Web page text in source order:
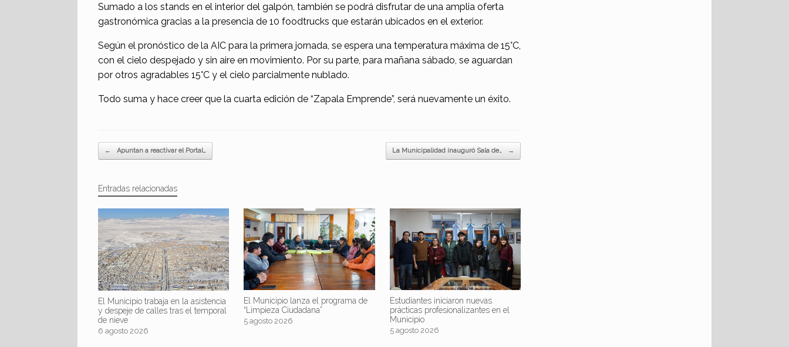
Sumado a los stands en el interior del galpón, también se podrá disfrutar de una amplia oferta
gastronómica gracias a la presencia de 10 foodtrucks que estarán ubicados en el exterior.
Según el pronóstico de la AIC para la primera jornada, se espera una temperatura máxima de 15°C,
con el cielo despejado y sin aire en movimiento. Por su parte, para mañana sábado, se aguardan
por otros agradables 15°C y el cielo parcialmente nublado.
Todo suma y hace creer que la cuarta edición de “Zapala Emprende”, será nuevamente un éxito.
Navegador de artículos
← Apuntan a reactivar el Portal… La Municipalidad inauguró Sala de… →
Entradas relacionadas
El Municipio trabaja en la asistencia
y despeje de calles tras el temporal
de nieve
6 agosto 2026
El Municipio lanza el programa de
“Limpieza Ciudadana”
5 agosto 2026
Estudiantes iniciaron nuevas
prácticas profesionalizantes en el
Municipio
5 agosto 2026